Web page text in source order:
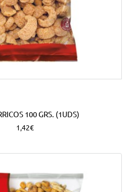
100 GRS. (1UDS)
1,42€